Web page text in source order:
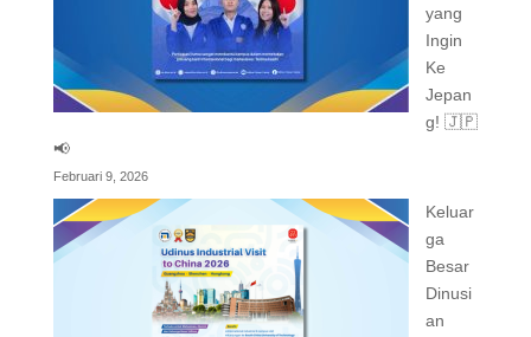
yang
Ingin
Ke
Jepan
g! 🇯🇵
📢
Februari 9, 2026
Keluar
ga
Besar
Dinusi
an